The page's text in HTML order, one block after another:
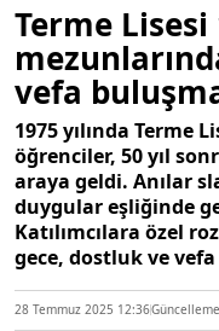
Terme Lisesi
vefa
1975 yılında Terme
öğrenciler, 50 yıl
araya geldi. Anılar
duygular eşliğinde
Katılımcılara özel
gece, dostluk ve vefa
28 Temmuz 2025 12:36